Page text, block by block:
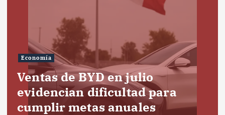
Economía
Ventas de BYD en julio
evidencian dificultad para
cumplir metas anuales